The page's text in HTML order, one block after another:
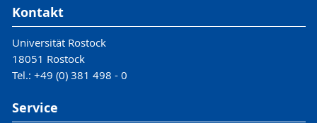
Kontakt
Universität Rostock
18051 Rostock
Tel.: +49 (0) 381 498 - 0
Service